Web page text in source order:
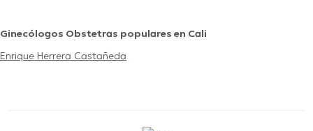
Ginecólogos Obstetras populares en Cali
Enrique Herrera Castañeda